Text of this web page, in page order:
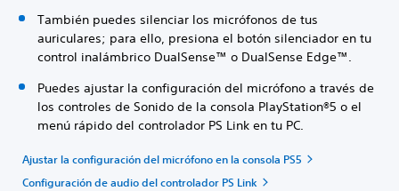
También puedes silenciar los micrófonos de tus
auriculares; para ello, presiona el botón silenciador en tu
control inalámbrico DualSense™ o DualSense Edge™.
Puedes ajustar la configuración del micrófono a través de
los controles de Sonido de la consola PlayStation®5 o el
menú rápido del controlador PS Link en tu PC.
Ajustar la configuración del micrófono en la consola PS5
Configuración de audio del controlador PS Link